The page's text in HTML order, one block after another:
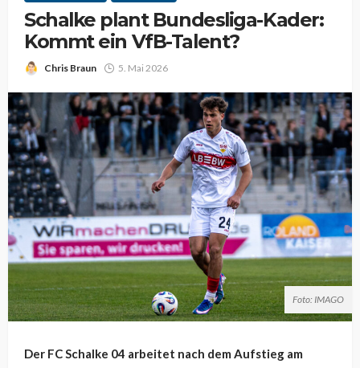
Schalke plant Bundesliga-Kader:
Kommt ein VfB-Talent?
Chris Braun 5. Mai 2026
Foto: IMAGO
Der FC Schalke 04 arbeitet nach dem Aufstieg am